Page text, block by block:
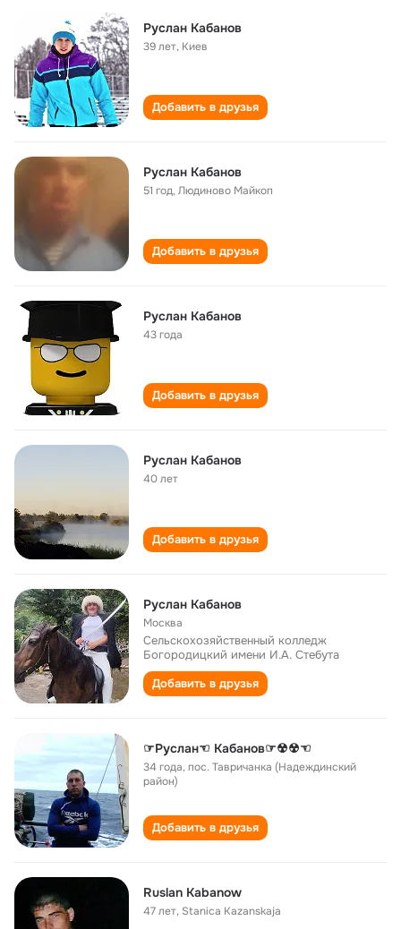
Руслан Кабанов
39 лет, Киев
Добавить в друзья
Руслан Кабанов
51 год,Людиново Майкоп
Добавить в друзья
Руслан Кабанов
43 года
Добавить в друзья
Руслан Кабанов
40 лет
Добавить в друзья
Руслан Кабанов
Москва
Сельскохозяйственный колледж
Богородицкий имени И.А. Стебута
Добавить в друзья
☞Руслан☜ Кабанов☞☢☢☜
34 года,пос. Тавричанка (Надеждинский
район)
Добавить в друзья
Ruslan Kabanow
47 лет, Stanica Kazanskaja